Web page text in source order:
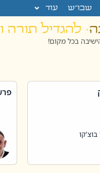
שבו”ש עוד
· להגדיל תורה
בכל מקום!